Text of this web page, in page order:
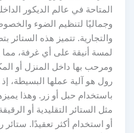
المتاحة في عالم الديكور
وجماليًا لتنظيم الضوء
والتجارية. تتميز هذه الستائر
لمسة أنيقة على أي غرفة، مما
ومرحب بها داخل المنزل أو
رول هو آلية عملها البسيطة، إذ
باستخدام حبل أو زر. وهذا يميزها
مثل الستائر التقليدية أو
أو استخدام أكثر تعقيدًا. ستائر